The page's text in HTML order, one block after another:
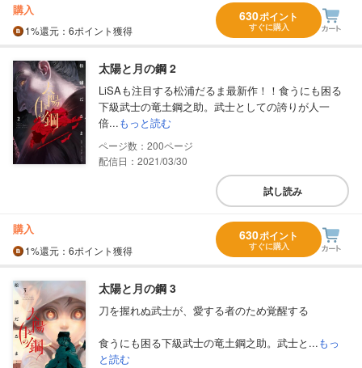
購入
1%還元 ：6ポイント獲得
630ポイント
すぐに購入
太陽と月の鋼 2
LiSAも注目する松浦だるま最新作！！食うにも困る
下級武士の竜土鋼之助。武士としての誇りが人一
倍...もっと読む
200
配信日：2021/03/30
試し読み
購入
1%還元 ：6ポイント獲得
630ポイント
すぐに購入
太陽と月の鋼 3
刀を握れぬ武士が、愛する者のため覚醒する
食うにも困る下級武士の竜土鋼之助。武士と...もっ
と読む